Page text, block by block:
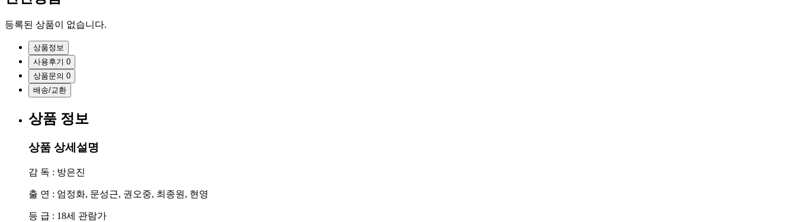
등록된 상품이 없습니다.
상품정보
사용후기 0
상품문의 0
배송/교환
상품 정보
상품 상세설명
감 독 : 방은진
출 연 : 엄정화, 문성근, 권오중, 최종원, 현영
등 급 : 18세 관람가